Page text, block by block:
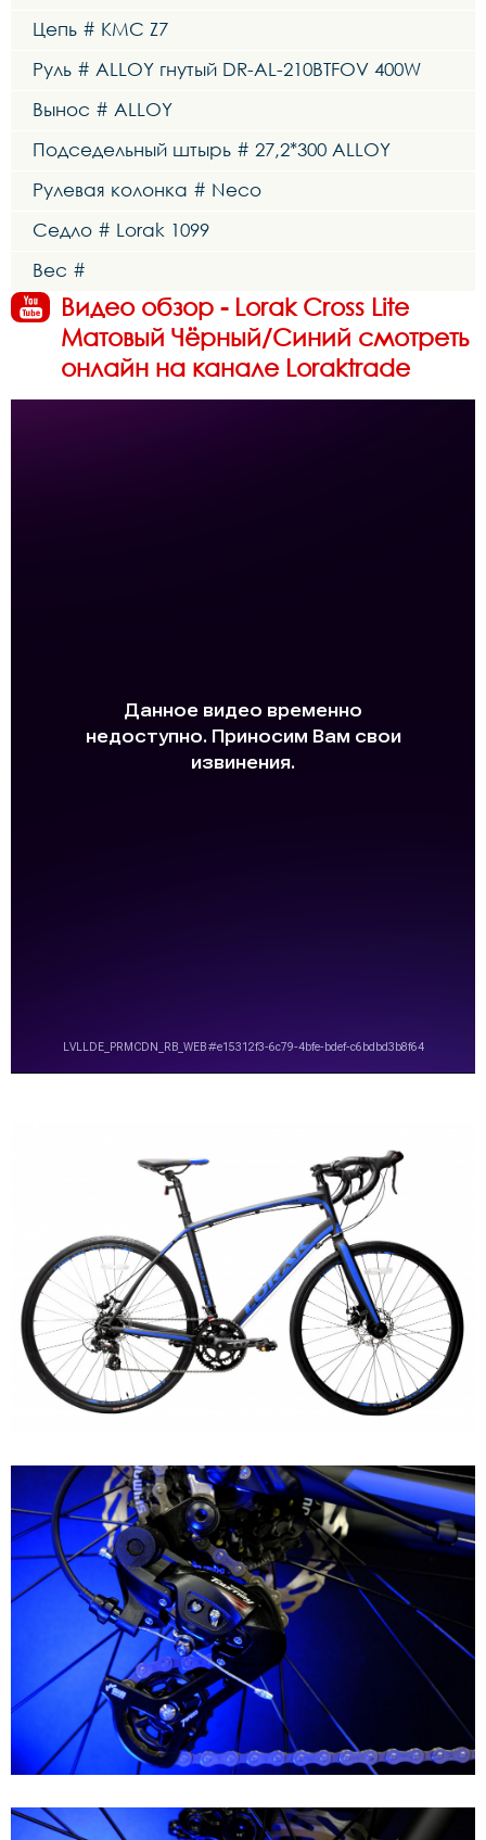
Цепь # KMC Z7
Руль # ALLOY гнутый DR-AL-210BTFOV 400W
Вынос # ALLOY
Подседельный штырь # 27,2*300 ALLOY
Рулевая колонка # Neco
Седло # Lorak 1099
Вес #
Видео обзор - Lorak Cross Lite
Матовый Чёрный/Синий смотреть
онлайн на канале Loraktrade